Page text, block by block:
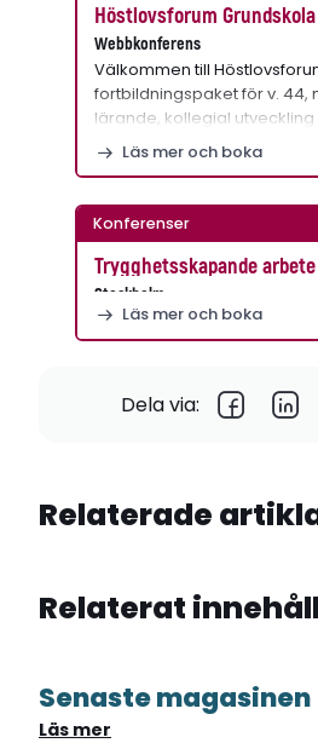
Höstlovsforum Grundskola
Webbkonferens
Välkommen till
fortbildningspaket för v. 44,
lärande, kollegial utveckling
Läs mer och boka
Konferenser
Trygghetsskapande
Stockholm
Läs mer och boka
Dela via:
Relaterade
Relaterat innehåll
Senaste magasinen
Läs mer